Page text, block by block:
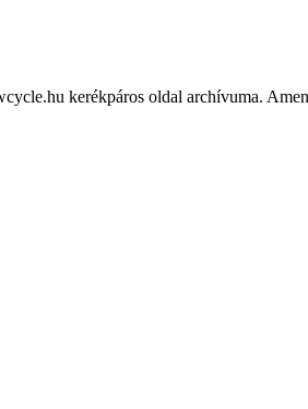
kerékpáros oldal archívuma.